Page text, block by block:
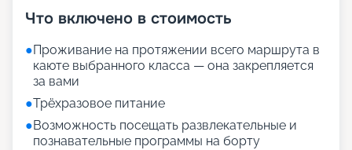
Что включено в стоимость
●Проживание на протяжении всего маршрута в
каюте выбранного класса — она закрепляется
за вами
●Трёхразовое питание
●Возможность посещать развлекательные и
познавательные программы на борту